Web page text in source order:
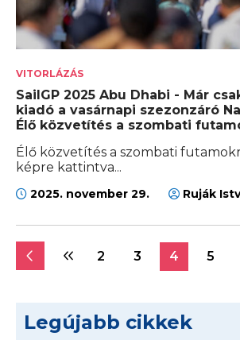
VITORLÁZÁS
SailGP 2025 Abu Dhabi - Már
kiadó a vasárnapi szezonzáró
Élő közvetítés a szombati
Élő közvetítés a szombati
képre kattintva...
2025. november 29. Ruják
2 3 4 5
Legújabb cikkek